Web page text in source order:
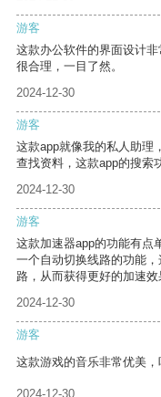
游客
这款办公软件的界面设计
很合理，一目了然。
2024-12-30
游客
这款app就像我的私人助理
查找资料，这款app的搜索
2024-12-30
游客
这款加速器app的功能有点
一个自动切换线路的功能
路，从而获得更好的加速效
2024-12-30
游客
这款游戏的音乐非常优美，
2024-12-30